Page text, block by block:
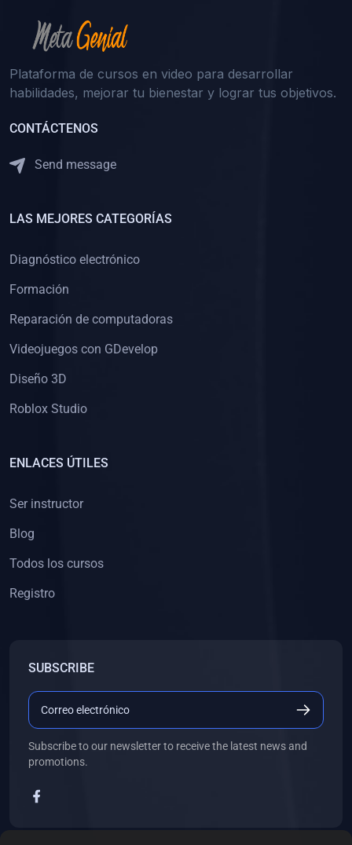
Plataforma de cursos en video para desarrollar
habilidades, mejorar tu bienestar y lograr tus objetivos.
CONTÁCTENOS
Send message
LAS MEJORES CATEGORÍAS
Diagnóstico electrónico
Formación
Reparación de computadoras
Videojuegos con GDevelop
Diseño 3D
Roblox Studio
ENLACES ÚTILES
Ser instructor
Blog
Todos los cursos
Registro
SUBSCRIBE
Subscribe to our newsletter to receive the latest news and
promotions.